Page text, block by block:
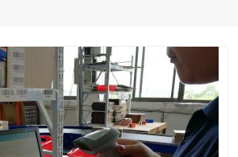
上海仓库外包
上海托管仓库
上海仓储服务